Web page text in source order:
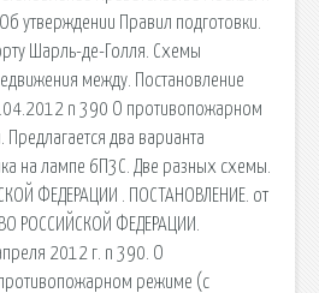
утверждении Правил подготовки.
Шарль-де-Голля. Схемы
между. Постановление
n 390 О противопожарном
два варианта
на лампе 6П3С. Две разных схемы.
ФЕДЕРАЦИИ . ПОСТАНОВЛЕНИЕ. от
РОССИЙСКОЙ ФЕДЕРАЦИИ.
2012 г. n 390. О
режиме (с